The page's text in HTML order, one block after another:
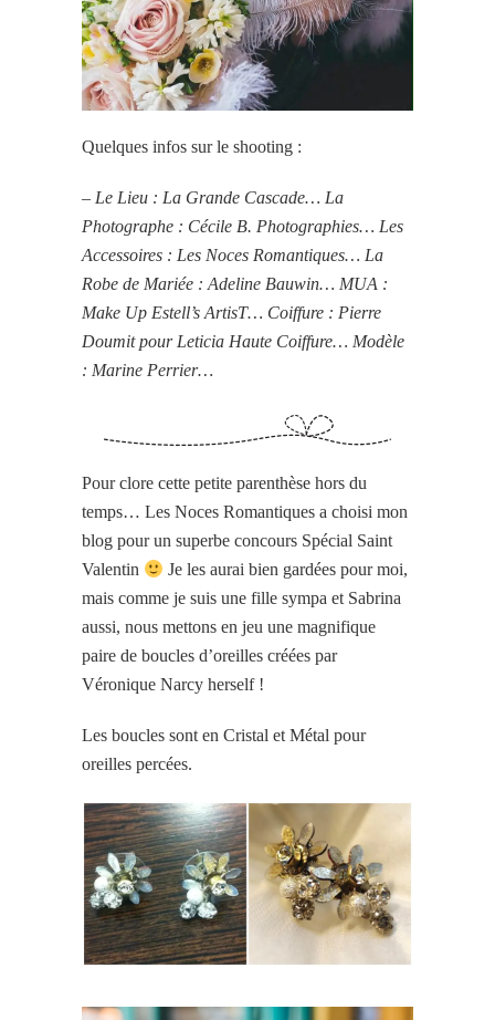
Quelques infos sur le shooting :
– Le Lieu : La Grande Cascade… La
Photographe : Cécile B. Photographies… Les
Accessoires : Les Noces Romantiques… La
Robe de Mariée : Adeline Bauwin… MUA :
Make Up Estell’s ArtisT… Coiffure : Pierre
Doumit pour Leticia Haute Coiffure… Modèle
: Marine Perrier…
Pour clore cette petite parenthèse hors du
temps… Les Noces Romantiques a choisi mon
blog pour un superbe concours Spécial Saint
Valentin
Je les aurai bien gardées pour moi,
mais comme je suis une fille sympa et Sabrina
aussi, nous mettons en jeu une magnifique
paire de boucles d’oreilles créées par
Véronique Narcy herself !
Les boucles sont en Cristal et Métal pour
oreilles percées.